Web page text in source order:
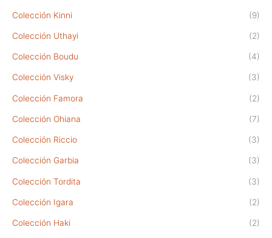
Colección Kinni (9)
Colección Uthayi (2)
Colección Boudu (4)
Colección Visky (3)
Colección Famora (2)
Colección Ohiana (7)
Colección Riccio (3)
Colección Garbia (3)
Colección Tordita (3)
Colección Igara (2)
Colección Haki (2)